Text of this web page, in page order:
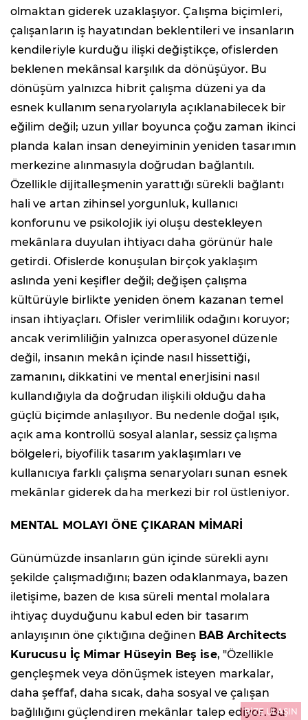
olmaktan giderek uzaklaşıyor. Çalışma biçimleri,
çalışanların iş hayatından beklentileri ve insanların
kendileriyle kurduğu ilişki değiştikçe, ofislerden
beklenen mekânsal karşılık da dönüşüyor. Bu
dönüşüm yalnızca hibrit çalışma düzeni ya da
esnek kullanım senaryolarıyla açıklanabilecek bir
eğilim değil; uzun yıllar boyunca çoğu zaman ikinci
planda kalan insan deneyiminin yeniden tasarımın
merkezine alınmasıyla doğrudan bağlantılı.
Özellikle dijitalleşmenin yarattığı sürekli bağlantı
hali ve artan zihinsel yorgunluk, kullanıcı
konforunu ve psikolojik iyi oluşu destekleyen
mekânlara duyulan ihtiyacı daha görünür hale
getirdi. Ofislerde konuşulan birçok yaklaşım
aslında yeni keşifler değil; değişen çalışma
kültürüyle birlikte yeniden önem kazanan temel
insan ihtiyaçları. Ofisler verimlilik odağını koruyor;
ancak verimliliğin yalnızca operasyonel düzenle
değil, insanın mekân içinde nasıl hissettiği,
zamanını, dikkatini ve mental enerjisini nasıl
kullandığıyla da doğrudan ilişkili olduğu daha
güçlü biçimde anlaşılıyor. Bu nedenle doğal ışık,
açık ama kontrollü sosyal alanlar, sessiz çalışma
bölgeleri, biyofilik tasarım yaklaşımları ve
kullanıcıya farklı çalışma senaryoları sunan esnek
mekânlar giderek daha merkezi bir rol üstleniyor.
MENTAL MOLAYI ÖNE ÇIKARAN MİMARİ
Günümüzde insanların gün içinde sürekli aynı
şekilde çalışmadığını; bazen odaklanmaya, bazen
iletişime, bazen de kısa süreli mental molalara
ihtiyaç duyduğunu kabul eden bir tasarım
anlayışının öne çıktığına değinen BAB Architects
Kurucusu İç Mimar Hüseyin Beş ise, "Özellikle
gençleşmek veya dönüşmek isteyen markalar,
daha şeffaf, daha sıcak, daha sosyal ve çalışan
bağlılığını güçlendiren mekânlar talep ediyor. Bu
BİZE ULAŞIN